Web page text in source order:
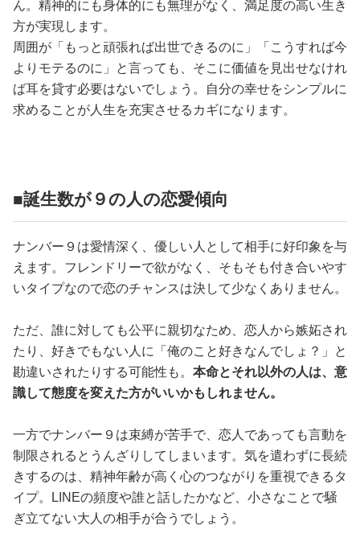
ん。精神的にも身体的にも無理がなく、満足度の高い生き
方が実現します。
周囲が「もっと頑張れば出世できるのに」「こうすれば今
よりモテるのに」と言っても、そこに価値を見出せなけれ
ば耳を貸す必要はないでしょう。自分の幸せをシンプルに
求めることが人生を充実させるカギになります。
■誕生数が９の人の恋愛傾向
ナンバー９は愛情深く、優しい人として相手に好印象を与
えます。フレンドリーで欲がなく、そもそも付き合いやす
いタイプなので恋のチャンスは決して少なくありません。
ただ、誰に対しても公平に親切なため、恋人から嫉妬され
たり、好きでもない人に「俺のこと好きなんでしょ？」と
勘違いされたりする可能性も。 本命とそれ以外の人は、意
識して態度を変えた方がいいかもしれません。
一方でナンバー９は束縛が苦手で、恋人であっても言動を
制限されるとうんざりしてしまいます。気を遣わずに長続
きするのは、精神年齢が高く心のつながりを重視できるタ
イプ。LINEの頻度や誰と話したかなど、小さなことで騒
ぎ立てない大人の相手が合うでしょう。